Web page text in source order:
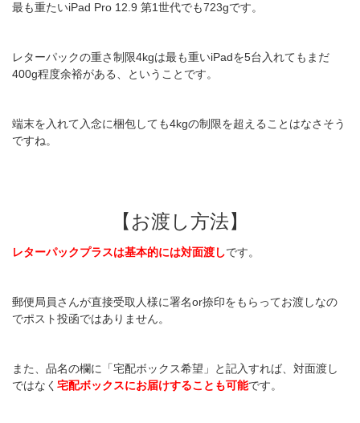
最も重たいiPad Pro 12.9 第1世代でも723gです。
レターパックの重さ制限4kgは最も重いiPadを5台入れてもまだ
400g程度余裕がある、ということです。
端末を入れて入念に梱包しても4kgの制限を超えることはなさそう
ですね。
【お渡し方法】
レターパックプラスは基本的には対面渡しです。
郵便局員さんが直接受取人様に署名or捺印をもらってお渡しなの
でポスト投函ではありません。
また、品名の欄に「宅配ボックス希望」と記入すれば、対面渡し
ではなく 宅配ボックスにお届けすることも可能です。